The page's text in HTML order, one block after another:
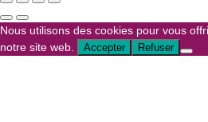
Nous utilisons des cookies pour vous
notre site web.
Accepter Refuser